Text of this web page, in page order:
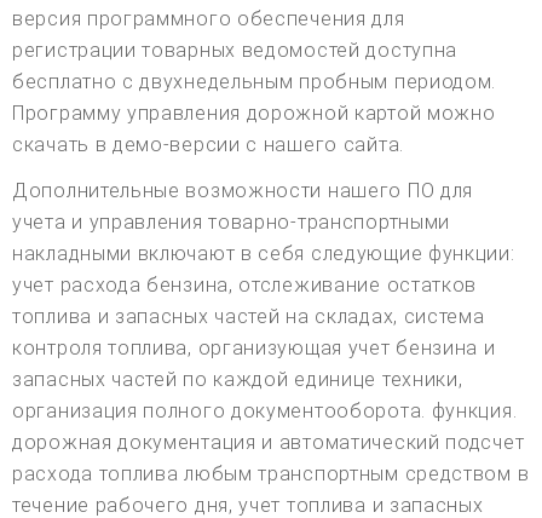
версия программного обеспечения для
регистрации товарных ведомостей доступна
бесплатно с двухнедельным пробным периодом.
Программу управления дорожной картой можно
скачать в демо-версии с нашего сайта.
Дополнительные возможности нашего ПО для
учета и управления товарно-транспортными
накладными включают в себя следующие функции:
учет расхода бензина, отслеживание остатков
топлива и запасных частей на складах, система
контроля топлива, организующая учет бензина и
запасных частей по каждой единице техники,
организация полного документооборота. функция.
дорожная документация и автоматический подсчет
расхода топлива любым транспортным средством в
течение рабочего дня, учет топлива и запасных